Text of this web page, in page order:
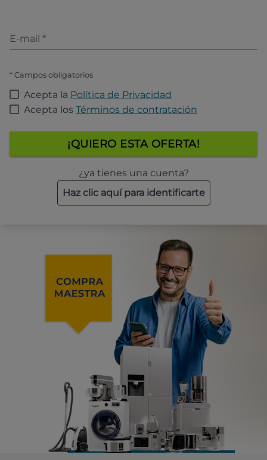
E-mail *
* Campos obligatorios
Acepta la Política de Privacidad
Acepta los Términos de contratación
¡QUIERO ESTA OFERTA!
¿ya tienes una cuenta?
Haz clic aquí para identificarte